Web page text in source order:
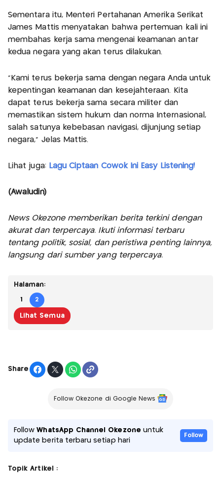
Sementara itu, Menteri Pertahanan Amerika Serikat
James Mattis menyatakan bahwa pertemuan kali ini
membahas kerja sama mengenai keamanan antar
kedua negara yang akan terus dilakukan.
"Kami terus bekerja sama dengan negara Anda untuk
kepentingan keamanan dan kesejahteraan. Kita
dapat terus bekerja sama secara militer dan
memastikan sistem hukum dan norma Internasional,
salah satunya kebebasan navigasi, dijunjung setiap
negara," Jelas Mattis.
Lihat juga: Lagu Ciptaan Cowok Ini Easy Listening!
(Awaludin)
News Okezone memberikan berita terkini dengan
akurat dan terpercaya. Ikuti informasi terbaru
tentang politik, sosial, dan peristiwa penting lainnya,
langsung dari sumber yang terpercaya.
Halaman:
1 2
Lihat Semua
Share
Follow Okezone di Google News
FollowWhatsApp Channel Okezone untuk
update berita terbaru setiap hari
Follow
Topik Artikel :